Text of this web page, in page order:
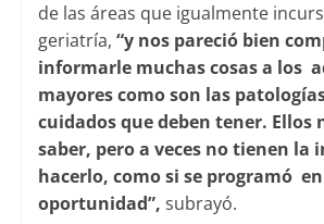
de las áreas que igualmente
geriatría, “y nos pareció bien
informarle muchas cosas a los
mayores como son las
cuidados que deben tener. Ellos
saber, pero a veces no tienen la
hacerlo, como si se programó
oportunidad”, subrayó.